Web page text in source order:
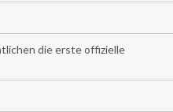
die erste offizielle